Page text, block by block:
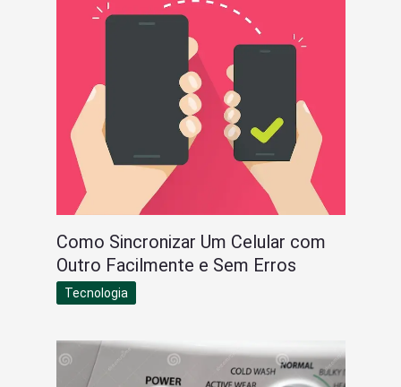
Como Sincronizar Um Celular com
Outro Facilmente e Sem Erros
Tecnologia